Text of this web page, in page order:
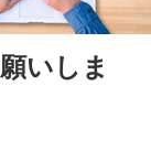
いしま